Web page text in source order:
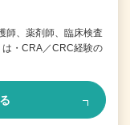
師、薬剤師、臨床検査
・CRA／CRC経験の